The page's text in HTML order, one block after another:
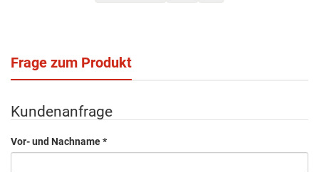
Frage zum Produkt
Kundenanfrage
Vor- und Nachname*